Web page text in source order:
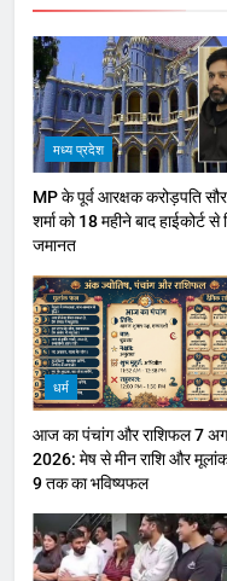
मध्य प्रदेश
MP के पूर्व आरक्षक करोड़पति
शर्मा को 18 महीने बाद हाईकोर्ट से
जमानत
धर्म
आज का पंचांग और राशिफल 7
2026: मेष से मीन राशि और
9 तक का भविष्यफल